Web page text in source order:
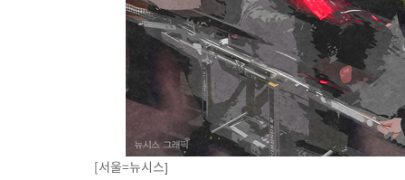
[속보]코스닥, 2.15포인트(0.27%) 내린 797.44 출발
[속보]코스피, 119.51포인트(1.81%) 내린 6478.75 개장
6월 경상수지 497.3억 달러…두 달 연속 사상 최대
서울 낮 39도 '폭염중대경보'…40도 관측 가능성도
미 워싱턴주 스포캔 시의 통제불능 3개 산불, 방화선 일부 구축
[속보] 호르무즈 해협 이란-오만 협상 기대속 뉴욕증시 혼조 마
[속보] 이란 대통령 "지금 최고지도자와 소통하기가 매우 어려워"
[서울=뉴시스]